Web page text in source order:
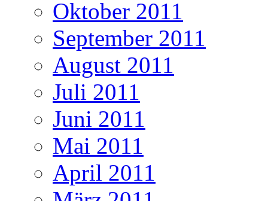
Oktober 2011
September 2011
August 2011
Juli 2011
Juni 2011
Mai 2011
April 2011